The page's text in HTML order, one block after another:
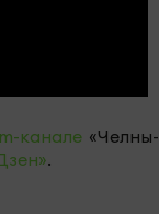
канале «Челны-
.